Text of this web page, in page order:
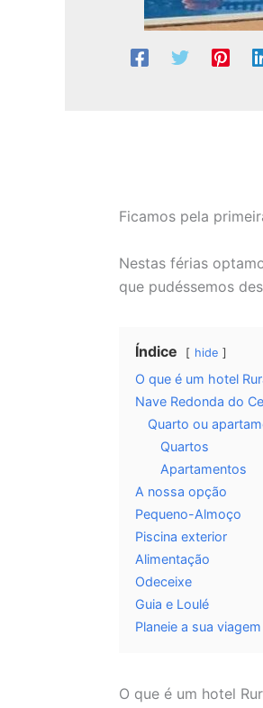
Ficamos pela
Nestas férias
que pudéssemos
Índice hide
O que é um hotel
Nave Redonda do
Quarto ou
Quartos
Apartamentos
A nossa opção
Pequeno-Almoço
Piscina exterior
Alimentação
Odeceixe
Guia e Loulé
Planeie a sua
O que é um hotel